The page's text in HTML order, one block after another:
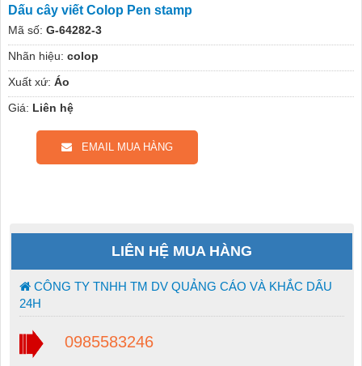
Dấu cây viết Colop Pen stamp
Mã số: G-64282-3
Nhãn hiệu: colop
Xuất xứ: Áo
Giá: Liên hệ
EMAIL MUA HÀNG
LIÊN HỆ MUA HÀNG
CÔNG TY TNHH TM DV QUẢNG CÁO VÀ KHẮC DẤU
24H
0985583246